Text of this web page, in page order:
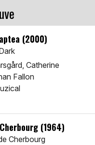
(2000)
Catherine
Fallon
(1964)
Cherbourg